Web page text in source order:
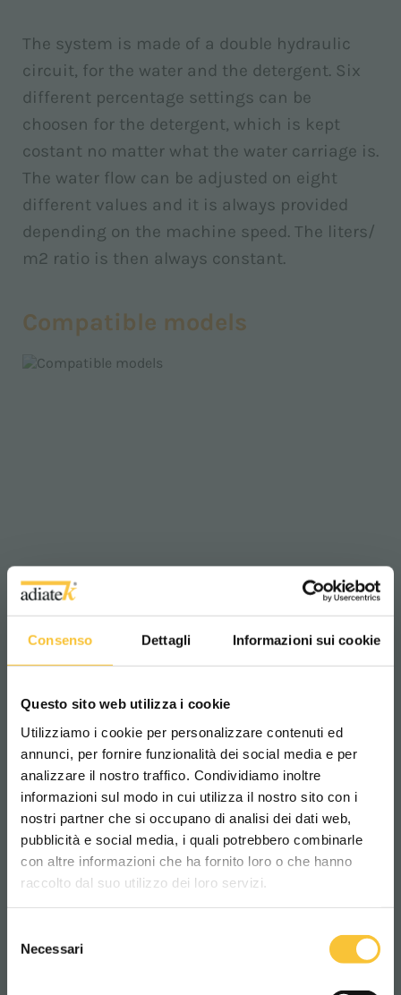
Consenso Dettagli Informazioni sui cookie
Questo sito web utilizza i cookie
Utilizziamo i cookie per personalizzare contenuti ed
annunci, per fornire funzionalità dei social media e per
analizzare il nostro traffico. Condividiamo inoltre
informazioni sul modo in cui utilizza il nostro sito con i
nostri partner che si occupano di analisi dei dati web,
pubblicità e social media, i quali potrebbero combinarle
con altre informazioni che ha fornito loro o che hanno
raccolto dal suo utilizzo dei loro servizi.
delNecessari
The system is made of a double hydraulic
circuit, for the water and the detergent. Six
different percentage settings can be
choosen for the detergent, which is kept
costant no matter what the water carriage is.
The water flow can be adjusted on eight
different values and it is always provided
depending on the machine speed. The liters/
m2 ratio is then always constant.
Compatible models
The 3SD system is suitable for the following
models
quartz 50
quartz 66 / 80
coral 65m / 65II / 85
coral 70s
sapphire 85
topaz 90
Scegli il paese in cui ti trovi e la tua
lingua per una migliore esperienza di
navigazione